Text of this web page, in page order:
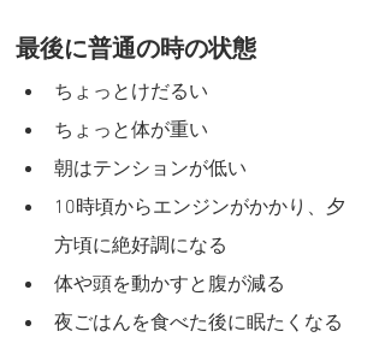
最後に普通の時の状態
ちょっとけだるい
ちょっと体が重い
朝はテンションが低い
10時頃からエンジンがかかり、夕
方頃に絶好調になる
体や頭を動かすと腹が減る
夜ごはんを食べた後に眠たくなる